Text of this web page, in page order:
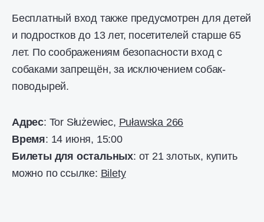
Бесплатный вход также предусмотрен для детей
и подростков до 13 лет, посетителей старше 65
лет. По соображениям безопасности вход с
собаками запрещён, за исключением собак-
поводырей.
Адрес: Tor Służewiec, Puławska 266
Время: 14 июня, 15:00
Билеты для остальных: от 21 злотых, купить
можно по ссылке: Bilety